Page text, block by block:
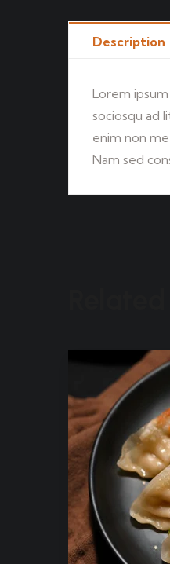
Description
Lorem
sociosqu ad
enim non
Nam sed